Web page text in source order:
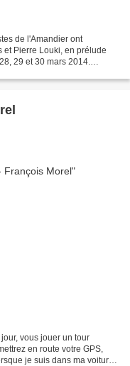
de l'Amandier ont
et Pierre Louki, en prélude
29 et 30 mars 2014.
vous jouer un tour
en route votre GPS,
je suis dans ma voiture